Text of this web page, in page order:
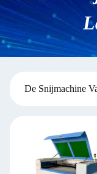
De Snijmachine